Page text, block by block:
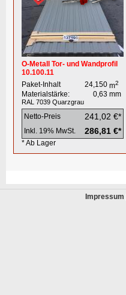
O-Metall Tor- und Wandprofil
10.100.11
Paket-Inhalt
24,150 m2
Materialstärke: 0,63 mm
RAL 7039 Quarzgrau
Netto-Preis 241,02 €*
Inkl. 19% MwSt. 286,81 €*
* Ab Lager
Impressum